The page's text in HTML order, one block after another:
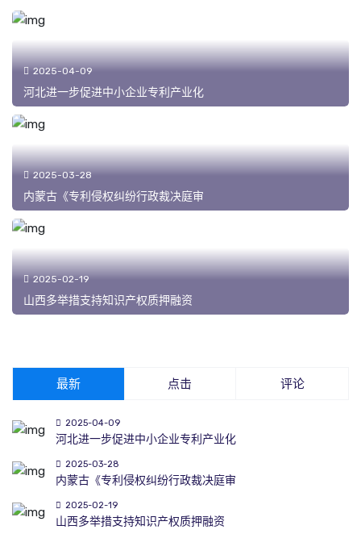
2025-04-09
河北进一步促进中小企业专利产业化
2025-03-28
内蒙古《专利侵权纠纷行政裁决庭审
2025-02-19
山西多举措支持知识产权质押融资
最新 点击 评论
2025-04-09
河北进一步促进中小企业专利产业化
2025-03-28
内蒙古《专利侵权纠纷行政裁决庭审
2025-02-19
山西多举措支持知识产权质押融资